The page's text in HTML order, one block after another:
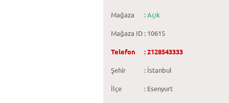
Mağaza : Açık
Mağaza ID : 10615
Telefon : 2128543333
Şehir : İstanbul
İlçe : Esenyurt